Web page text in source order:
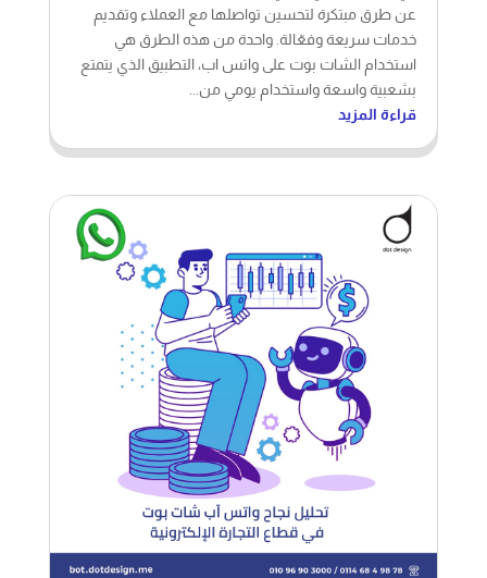
استخدام الشات بوت على واتس اب، التطبيق الذي يتمتع
بشعبية واسعة واستخدام يومي من...
قراءة المزيد